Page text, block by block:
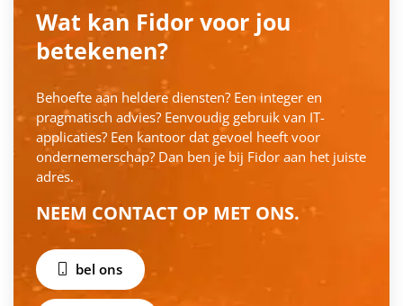
Wat kan Fidor voor jou
betekenen?
Behoefte aan heldere diensten? Een integer en
pragmatisch advies? Eenvoudig gebruik van IT-
applicaties? Een kantoor dat gevoel heeft voor
ondernemerschap? Dan ben je bij Fidor aan het juiste
adres.
NEEM CONTACT OP MET ONS.
bel ons